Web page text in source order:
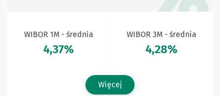
WIBOR 1M - średnia
4,37%
WIBOR 3M - średnia
4,28%
Więcej